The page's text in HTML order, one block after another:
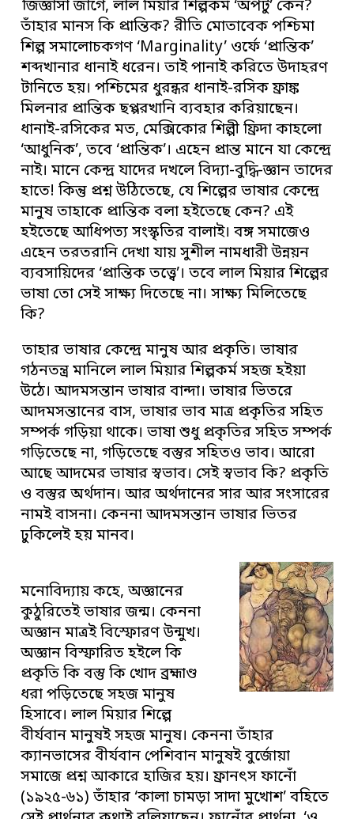
জিজ্ঞাসা জাগে, লাল মিয়ার শিল্পকর্ম ‘অপটু’ কেন?
তাঁহার মানস কি প্রান্তিক? রীতি মোতাবেক পশ্চিমা
শিল্প সমালোচকগণ ‘Marginality’ ওর্ফে ‘প্রান্তিক’
শব্দখানার ধানাই ধরেন। তাই পানাই করিতে উদাহরণ
টানিতে হয়। পশ্চিমের ধুরন্ধর ধানাই-রসিক ফ্রাঙ্ক
মিলনার প্রান্তিক ছপ্পরখানি ব্যবহার করিয়াছেন।
ধানাই-রসিকের মত, মেক্সিকোর শিল্পী ফ্রিদা কাহলো
‘আধুনিক’, তবে ‘প্রান্তিক’। এহেন প্রান্ত মানে যা কেন্দ্রে
নাই। মানে কেন্দ্র যাদের দখলে বিদ্যা-বুদ্ধি-জ্ঞান তাদের
হাতে! কিন্তু প্রশ্ন উঠিতেছে, যে শিল্পের ভাষার কেন্দ্রে
মানুষ তাহাকে প্রান্তিক বলা হইতেছে কেন? এই
হইতেছে আধিপত্য সংস্কৃতির বালাই। বঙ্গ সমাজেও
এহেন তরতরানি দেখা যায় সুশীল নামধারী উন্নয়ন
ব্যবসায়িদের ‘প্রান্তিক তত্ত্বে’। তবে লাল মিয়ার শিল্পের
ভাষা তো সেই সাক্ষ্য দিতেছে না। সাক্ষ্য মিলিতেছে
কি?
তাহার ভাষার কেন্দ্রে মানুষ আর প্রকৃতি। ভাষার
গঠনতন্ত্র মানিলে লাল মিয়ার শিল্পকর্ম সহজ হইয়া
উঠে। আদমসন্তান ভাষার বান্দা। ভাষার ভিতরে
আদমসন্তানের বাস, ভাষার ভাব মাত্র প্রকৃতির সহিত
সম্পর্ক গড়িয়া থাকে। ভাষা শুধু প্রকৃতির সহিত সম্পর্ক
গড়িতেছে না, গড়িতেছে বস্তুর সহিতও ভাব। আরো
আছে আদমের ভাষার স্বভাব। সেই স্বভাব কি? প্রকৃতি
ও বস্তুর অর্থদান। আর অর্থদানের সার আর সংসারের
নামই বাসনা। কেননা আদমসন্তান ভাষার ভিতর
ঢুকিলেই হয় মানব।
মনোবিদ্যায় কহে, অজ্ঞানের
কুঠুরিতেই ভাষার জন্ম। কেননা
অজ্ঞান মাত্রই বিস্ফোরণ উন্মুখ।
অজ্ঞান বিস্ফারিত হইলে কি
প্রকৃতি কি বস্তু কি খোদ ব্রহ্মাণ্ড
ধরা পড়িতেছে সহজ মানুষ
হিসাবে। লাল মিয়ার শিল্পে
বীর্যবান মানুষই সহজ মানুষ। কেননা তাঁহার
ক্যানভাসের বীর্যবান পেশিবান মানুষই বুর্জোয়া
সমাজে প্রশ্ন আকারে হাজির হয়। ফ্রানৎস ফানোঁ
(১৯২৫-৬১) তাঁহার ‘কালা চামড়া সাদা মুখোশ’ বহিতে